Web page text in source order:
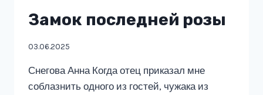
Замок последней розы
03.06.2025
Снегова Анна Когда отец приказал мне
соблазнить одного из гостей, чужака из